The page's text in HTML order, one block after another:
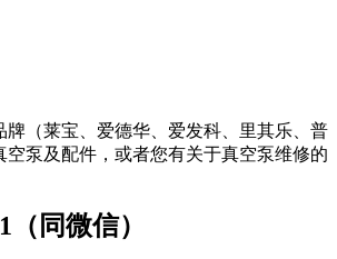
牌（莱宝、爱德华、爱发科、里其乐、普
空泵及配件，或者您有关于真空泵维修的
（同微信）